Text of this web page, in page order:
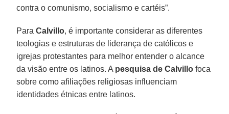
contra o comunismo, socialismo e cartéis”.
ParaCalvillo, é importante considerar as diferentes
teologias e estruturas de liderança de católicos e
igrejas protestantes para melhor entender o alcance
da visão entre os latinos. A pesquisa de Calvillo foca
sobre como afiliações religiosas influenciam
identidades étnicas entre latinos.